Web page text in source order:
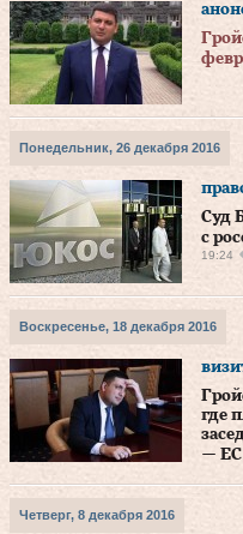
Понедельник, 26 декабря 2016
Суд
с
19:24
Воскресенье, 18 декабря 2016
где
— ЕС
Четверг, 8 декабря 2016